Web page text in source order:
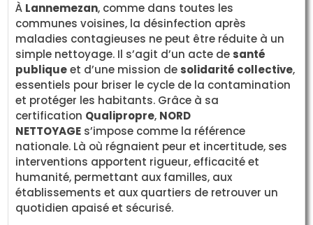
À Lannemezan, comme dans toutes les
communes voisines, la désinfection après
maladies contagieuses ne peut être réduite à un
simple nettoyage. Il s’agit d’un acte de santé
publiqueet d’une mission de solidarité collective,
essentiels pour briser le cycle de la contamination
et protéger les habitants. Grâce à sa
certification Qualipropre, NORD
NETTOYAGE s’impose comme la référence
nationale. Là où régnaient peur et incertitude, ses
interventions apportent rigueur, efficacité et
humanité, permettant aux familles, aux
établissements et aux quartiers de retrouver un
quotidien apaisé et sécurisé.